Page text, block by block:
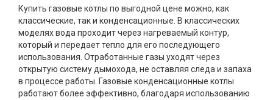
Купить газовые котлы по выгодной цене можно, как
классические, так и конденсационные. В классических
моделях вода проходит через нагреваемый контур,
который и передает тепло для его последующего
использования. Отработанные газы уходят через
открытую систему дымохода, не оставляя следа и запаха
в процессе работы. Газовые конденсационные котлы
работают более эффективно, благодаря использованию